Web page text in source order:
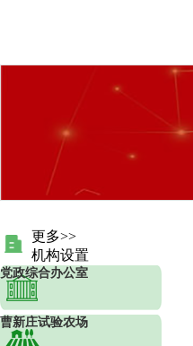
更多>>
机构设置
党政综合办公室
曹新庄试验农场